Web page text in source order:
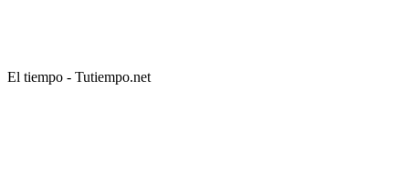
El tiempo - Tutiempo.net